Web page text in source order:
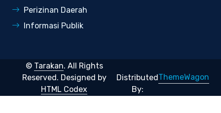
Perizinan Daerah
Informasi Publik
© Tarakan. All Rights
Reserved. Designed by
HTML Codex
Distributed
By:
ThemeWagon